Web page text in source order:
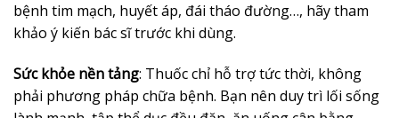
bệnh tim mạch, huyết áp, đái tháo đường…, hãy tham
khảo ý kiến bác sĩ trước khi dùng.
Sức khỏe nền tảng: Thuốc chỉ hỗ trợ tức thời, không
phải phương pháp chữa bệnh. Bạn nên duy trì lối sống